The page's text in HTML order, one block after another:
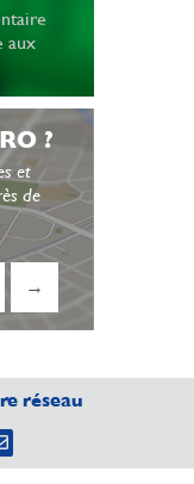
aux
?
et
de
→
réseau